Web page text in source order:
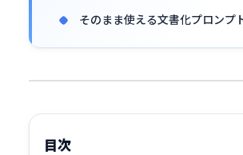
そのまま使える文書化プロンプ
目次